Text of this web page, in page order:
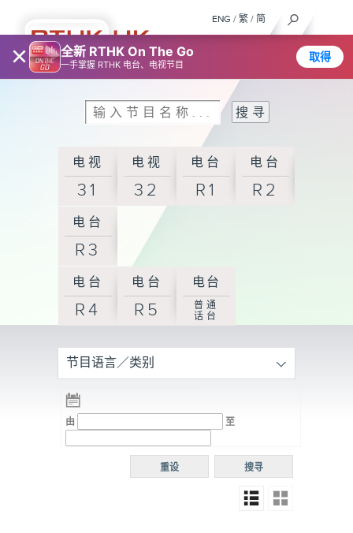
× 全新 RTHK On The Go
一手掌握 RTHK 电台、电视节目
取得
ENG / 繁 / 简
电视
31
电视
32
电台
R1
电台
R2
电台
R3
电台
R4
电台
R5
电台
普通
话台
节目语言／类别
由 至
搜寻
重设